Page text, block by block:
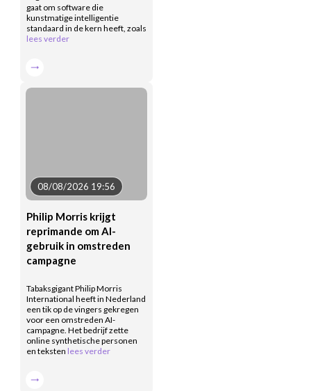
gaat om software die
kunstmatige intelligentie
standaard in de kern heeft, zoals
lees verder
08/08/2026 19:56
Philip Morris krijgt
reprimande om AI-
gebruik in omstreden
campagne
Tabaksgigant Philip Morris
International heeft in Nederland
een tik op de vingers gekregen
voor een omstreden AI-
campagne. Het bedrijf zette
online synthetische personen
en teksten lees verder